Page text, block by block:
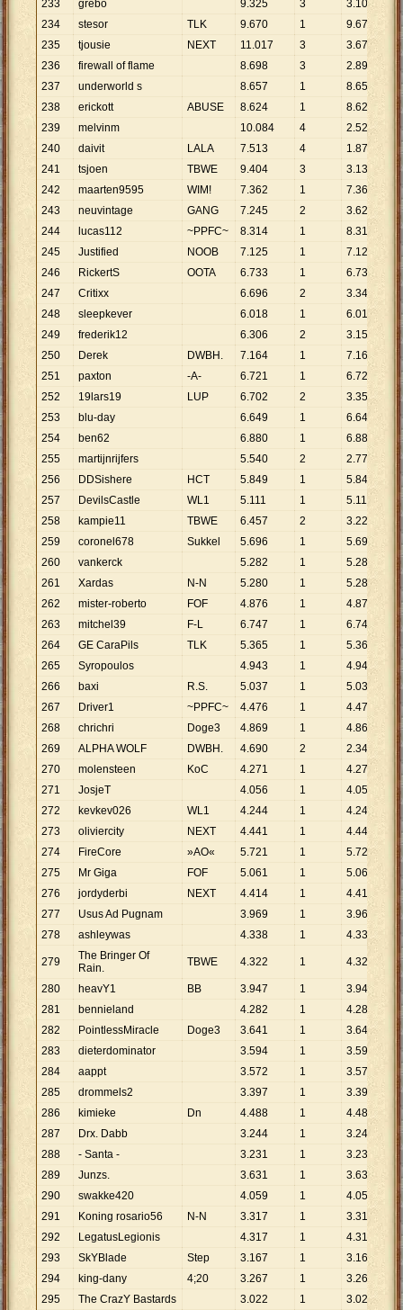
233 grebo 9.325 3 3.108
234
stesor TLK 9.670 1 9.670
235
tjousie NEXT 11.017 3 3.672
236
firewall of flame 8.698 3 2.899
237
underworld s 8.657 1 8.657
238
erickott ABUSE 8.624 1 8.624
239
melvinm 10.084 4 2.521
240
daivit LALA 7.513 4 1.878
241
tsjoen TBWE 9.404 3 3.135
242
maarten9595 WIM! 7.362 1 7.362
243
neuvintage GANG 7.245 2 3.623
244
lucas112 ~PPFC~ 8.314 1 8.314
245
Justified NOOB 7.125 1 7.125
246
RickertS OOTA 6.733 1 6.733
247
Critixx 6.696 2 3.348
248
sleepkever 6.018 1 6.018
249
frederik12 6.306 2 3.153
250
Derek DWBH. 7.164 1 7.164
251
paxton -A- 6.721 1 6.721
252
19lars19 LUP 6.702 2 3.351
253
blu-day 6.649 1 6.649
254
ben62 6.880 1 6.880
255
martijnrijfers 5.540 2 2.770
256
DDSishere HCT 5.849 1 5.849
257
DevilsCastle WL1 5.111 1 5.111
258
kampie11 TBWE 6.457 2 3.229
259
coronel678 Sukkel 5.696 1 5.696
260
vankerck 5.282 1 5.282
261
Xardas N-N 5.280 1 5.280
262
mister-roberto FOF 4.876 1 4.876
263
mitchel39 F-L 6.747 1 6.747
264
GE CaraPils TLK 5.365 1 5.365
265
Syropoulos 4.943 1 4.943
266
baxi R.S. 5.037 1 5.037
267
Driver1 ~PPFC~ 4.476 1 4.476
268
chrichri Doge3 4.869 1 4.869
269
ALPHA WOLF DWBH. 4.690 2 2.345
270
molensteen KoC 4.271 1 4.271
271
JosjeT 4.056 1 4.056
272
kevkev026 WL1 4.244 1 4.244
273
oliviercity NEXT 4.441 1 4.441
274
FireCore »AO« 5.721 1 5.721
275
Mr Giga FOF 5.061 1 5.061
276
jordyderbi NEXT 4.414 1 4.414
277
Usus Ad Pugnam 3.969 1 3.969
278
ashleywas 4.338 1 4.338
279
The Bringer Of
Rain.
TBWE 4.322 1 4.322
280 heavY1 BB 3.947 1 3.947
281
bennieland 4.282 1 4.282
282
PointlessMiracle Doge3 3.641 1 3.641
283
dieterdominator 3.594 1 3.594
284
aappt 3.572 1 3.572
285
drommels2 3.397 1 3.397
286
kimieke Dn 4.488 1 4.488
287
Drx. Dabb 3.244 1 3.244
288
- Santa - 3.231 1 3.231
289
Junzs. 3.631 1 3.631
290
swakke420 4.059 1 4.059
291
Koning rosario56 N-N 3.317 1 3.317
292
LegatusLegionis 4.317 1 4.317
293
SkYBlade Step 3.167 1 3.167
294
king-dany 4;20 3.267 1 3.267
295
The CrazY Bastards 3.022 1 3.022